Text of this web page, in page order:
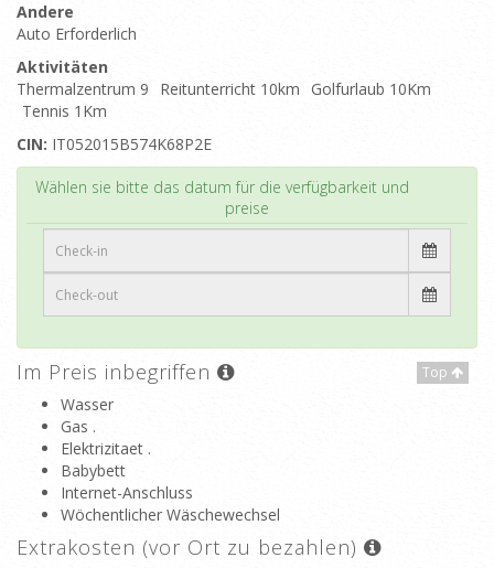
Andere
Auto Erforderlich
Aktivitäten
Thermalzentrum 9
Reitunterricht 10km
Golfurlaub 10Km
Tennis 1Km
CIN: IT052015B574K68P2E
Wählen sie bitte das datum für die verfügbarkeit und
preise
Top
Im Preis inbegriffen
Wasser
Gas .
Elektrizitaet .
Babybett
Internet-Anschluss
Wöchentlicher Wäschewechsel
Extrakosten (vor Ort zu bezahlen)